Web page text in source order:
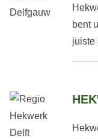
bent
juiste